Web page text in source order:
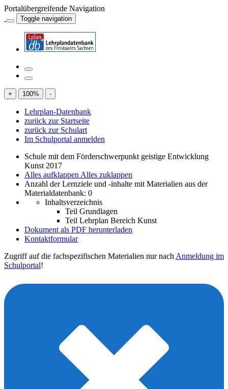
Portalübergreifende Navigation
Toggle navigation
+ 100% -
Lehrplan-Datenbank
zurück zur Startseite
zurück zur Schulart
Im Schulportal anmelden
Schule mit dem Förderschwerpunkt geistige Entwicklung
Kunst 2017
Alles aufklappen Alles zuklappen
Anzahl der Lernziele und -inhalte mit Materialien aus der
Materialdatenbank: 0
Inhaltsverzeichnis
Teil Grundlagen
Teil Lehrplan Bereich Kunst
Dokument als PDF herunterladen
Kontaktformular
Zugriff auf die fachspezifischen Materialien nur nach Anmeldung im
Schulportal!